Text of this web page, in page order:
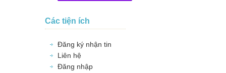
Các tiện ích
Đăng ký nhận tin
Liên hệ
Đăng nhập